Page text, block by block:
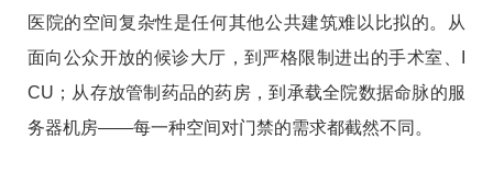
医院的空间复杂性是任何其他公共建筑难以比拟的。从
面向公众开放的候诊大厅，到严格限制进出的手术室、I
CU；从存放管制药品的药房，到承载全院数据命脉的服
务器机房——每一种空间对门禁的需求都截然不同。